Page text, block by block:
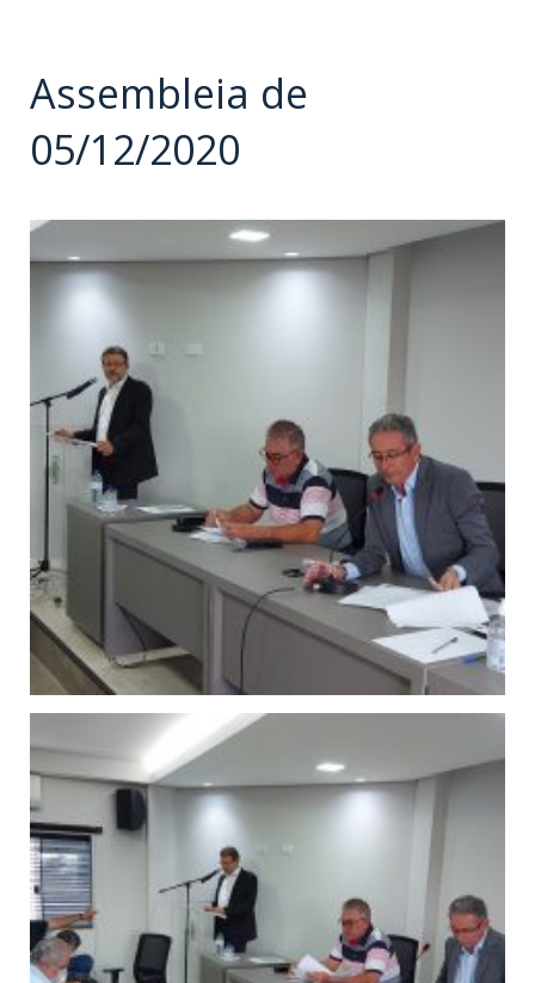
Assembleia de
05/12/2020